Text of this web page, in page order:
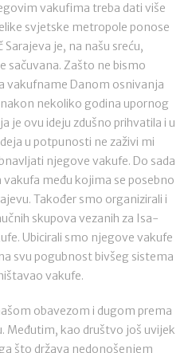
vakufima treba dati više
svjetske metropole ponose
je, na našu sreću,
sačuvana. Zašto ne bismo
vakufname Danom osnivanja
nakon nekoliko godina upornog
je ovu ideju zdušno prihvatila i u
u potpunosti ne zaživi mi
njegove vakufe. Do sada
među kojima se posebno
Također smo organizirali i
skupova vezanih za Isa-
Ubicirali smo njegove vakufe
svu pogubnost bivšeg sistema
vakufe.
obavezom i dugom prema
Međutim, kao društvo još uvijek
što država nedonošenjem